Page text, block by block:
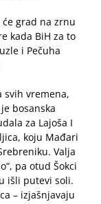
će grad na zrnu
kada BiH za to
i Pečuha
svih vremena,
bosanska
za Lajoša I
koju Mađari
Valja
pa otud Šokci
išli putevi soli.
– izjašnjavaju